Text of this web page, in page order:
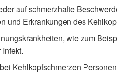
auf schmerzhafte
und Erkrankungen des
wie zum
Kehlkopfschmerzen